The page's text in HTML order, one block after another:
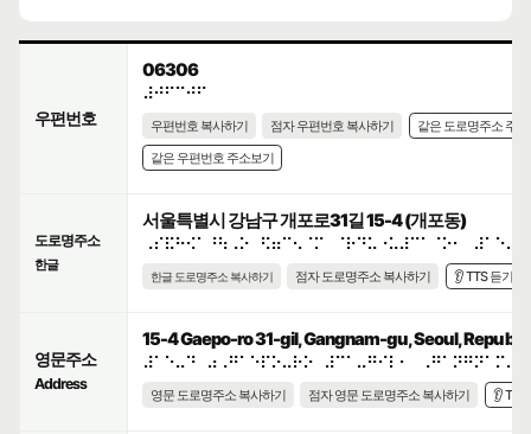
우편번호
06306
⠼⠚⠋⠉⠚⠋
우편번호 복사하기 점자 우편번호 복사하기
같은 도로명주소 주
같은 우편번호 주소보기
도로명주소
한글
서울특별시 강남구 개포로31길 15-4 (개포동)
⠠⠎⠯⠓⠪⠁⠘⠳⠠⠕⠀⠫⠶⠉⠢⠈⠍⠀⠈⠗⠙⠥⠐⠥⠼⠉⠁⠈⠕⠂⠀⠼⠁⠑⠤⠙
한글 도로명주소 복사하기 점자 도로명주소 복사하기 👂 TTS 듣기
영문주소
Address
15-4 Gaepo-ro 31-gil, Gangnam-gu, Seoul,
영문 도로명주소 복사하기 점자 영문 도로명주소 복사하기 👂 TTS